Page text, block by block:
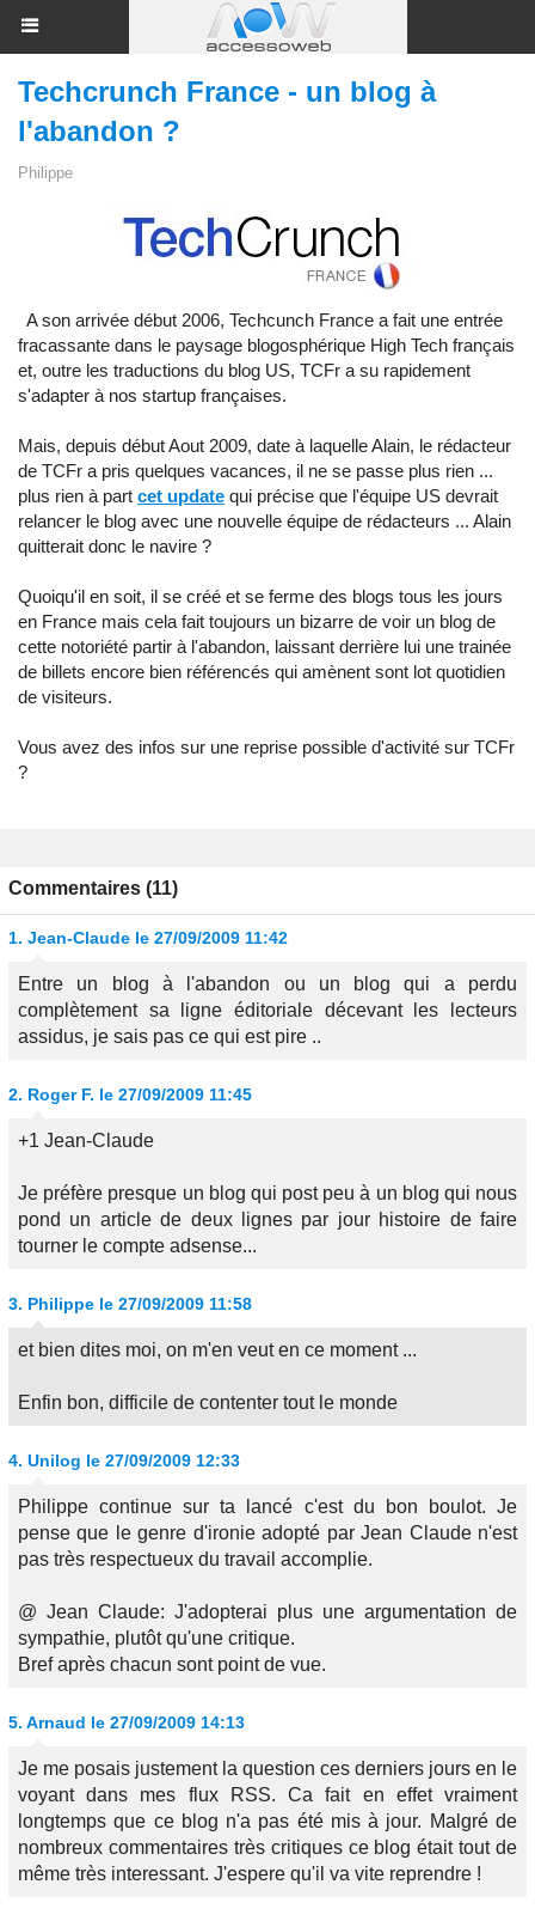
Techcrunch France - un blog à
l'abandon ?
Philippe
A son arrivée début 2006, Techcunch France a fait une entrée
fracassante dans le paysage blogosphérique High Tech français
et, outre les traductions du blog US, TCFr a su rapidement
s'adapter à nos startup françaises.
Mais, depuis début Aout 2009, date à laquelle Alain, le rédacteur
de TCFr a pris quelques vacances, il ne se passe plus rien ...
plus rien à part cet update qui précise que l'équipe US devrait
relancer le blog avec une nouvelle équipe de rédacteurs ... Alain
quitterait donc le navire ?
Quoiqu'il en soit, il se créé et se ferme des blogs tous les jours
en France mais cela fait toujours un bizarre de voir un blog de
cette notoriété partir à l'abandon, laissant derrière lui une trainée
de billets encore bien référencés qui amènent sont lot quotidien
de visiteurs.
Vous avez des infos sur une reprise possible d'activité sur TCFr
?
Commentaires (11)
1. Jean-Claude le 27/09/2009 11:42
Entre un blog à l'abandon ou un blog qui a perdu
complètement sa ligne éditoriale décevant les lecteurs
assidus, je sais pas ce qui est pire ..
2. Roger F. le 27/09/2009 11:45
+1 Jean-Claude
Je préfère presque un blog qui post peu à un blog qui nous
pond un article de deux lignes par jour histoire de faire
tourner le compte adsense...
3. Philippe le 27/09/2009 11:58
et bien dites moi, on m'en veut en ce moment ...
Enfin bon, difficile de contenter tout le monde
4. Unilog le 27/09/2009 12:33
Philippe continue sur ta lancé c'est du bon boulot. Je
pense que le genre d'ironie adopté par Jean Claude n'est
pas très respectueux du travail accomplie.
@ Jean Claude: J'adopterai plus une argumentation de
sympathie, plutôt qu'une critique.
Bref après chacun sont point de vue.
5. Arnaud le 27/09/2009 14:13
Je me posais justement la question ces derniers jours en le
voyant dans mes flux RSS. Ca fait en effet vraiment
longtemps que ce blog n'a pas été mis à jour. Malgré de
nombreux commentaires très critiques ce blog était tout de
même très interessant. J'espere qu'il va vite reprendre !